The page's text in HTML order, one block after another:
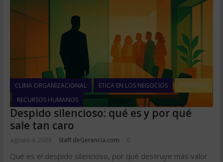
CLIMA ORGANIZACIONAL ETICA EN LOS NEGOCIOS
PORTADA
RECURSOS HUMANOS
Despido silencioso: qué es y por qué
sale tan caro
agosto 4, 2026 Staff deGerencia.com 0
Qué es el despido silencioso, por qué destruye más valor